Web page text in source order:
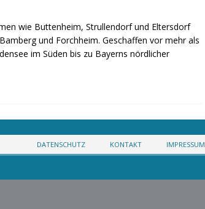
wie Buttenheim, Strullendorf und Eltersdorf
und Forchheim. Geschaffen vor mehr als
im Süden bis zu Bayerns nördlicher
DATENSCHUTZ KONTAKT IMPRESSUM